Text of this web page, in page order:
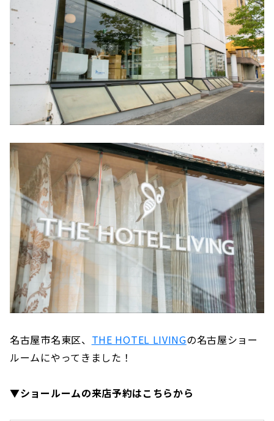
名古屋市名東区、 THE HOTEL LIVINGの名古屋ショー
ルームにやってきました！
▼ショールームの来店予約はこちらから